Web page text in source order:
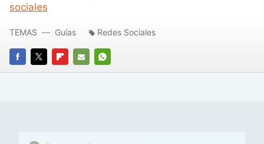
sociales
FACEBOOK
TWITTERFLIPBOARD
E-
WHATSAPP
TEMAS Guías Redes Sociales